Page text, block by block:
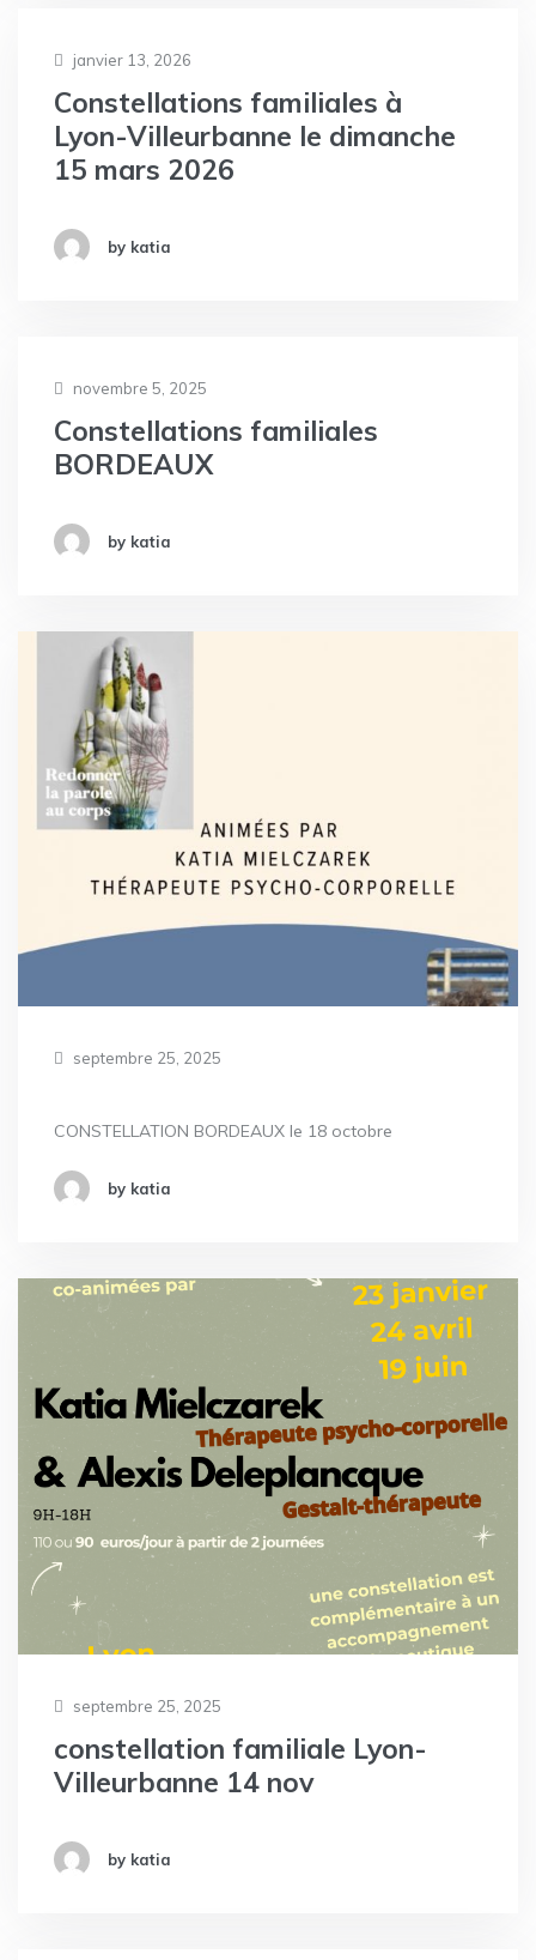
janvier 13, 2026
Constellations familiales à
Lyon-Villeurbanne le dimanche
15 mars 2026
by katia
novembre 5, 2025
Constellations familiales
BORDEAUX
by katia
septembre 25, 2025
CONSTELLATION BORDEAUX le 18 octobre
by katia
septembre 25, 2025
constellation familiale Lyon-
Villeurbanne 14 nov
by katia